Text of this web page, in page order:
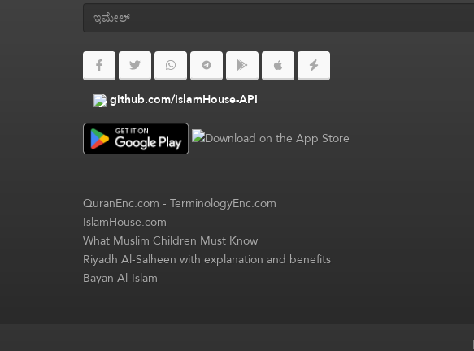
github.com/IslamHouse-API
QuranEnc.com-TerminologyEnc.com
IslamHouse.com
What Muslim Children Must Know
Riyadh Al-Salheen with explanation and benefits
Bayan Al-Islam